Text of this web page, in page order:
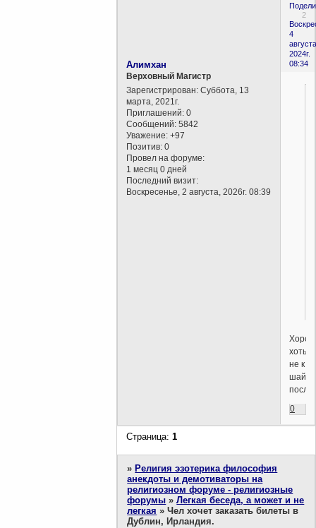
2
4
2024г.
08:34
Алимхан
Верховный Магистр
Зарегистрирован: Суббота, 13
марта, 2021г.
Приглашений: 0
Сообщений: 5842
Уважение: +97
Позитив: 0
Провел на форуме:
1 месяц 0 дней
Последний визит:
Воскресенье, 2 августа, 2026г. 08:39
хоть
не к
0
Страница:1
» Религия эзотерика философия
анекдоты и демотиваторы на
религиозном форуме - религиозные
форумы »Легкая беседа, а может и не
легкая »Чел хочет заказать билеты в
Дублин, Ирландия.